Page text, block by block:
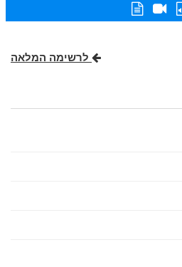
לרשימה המלאה